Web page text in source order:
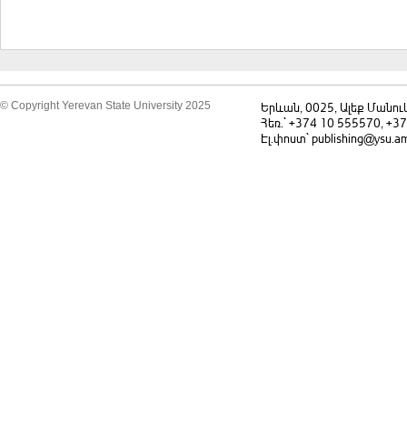
© Copyright Yerevan State University 2025
Երևան, 0025, Ալեք
Հեռ.` +374 10 555570,
Էլ.փոստ`